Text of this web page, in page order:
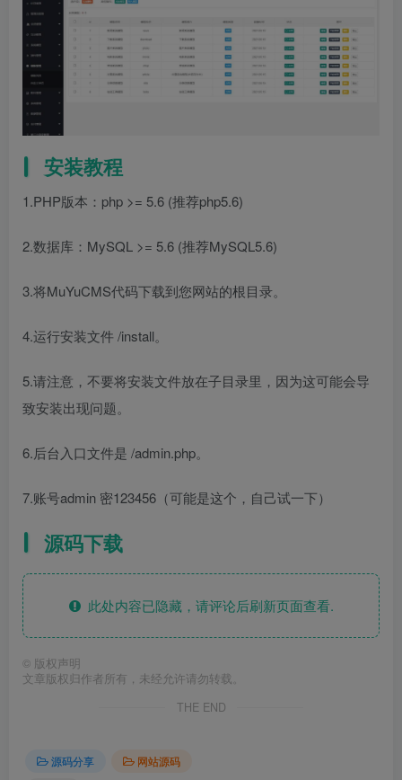
安装教程
1.PHP版本：php >= 5.6 (推荐php5.6)
2.数据库：MySQL >= 5.6 (推荐MySQL5.6)
3.将MuYuCMS代码下载到您网站的根目录。
4.运行安装文件 /install。
5.请注意，不要将安装文件放在子目录里，因为这可能会导
致安装出现问题。
6.后台入口文件是 /admin.php。
7.账号admin 密123456（可能是这个，自己试一下）
源码下载
此处内容已隐藏，请评论后刷新页面查看.
© 版权声明
文章版权归作者所有，未经允许请勿转载。
THE END
源码分享
网站源码